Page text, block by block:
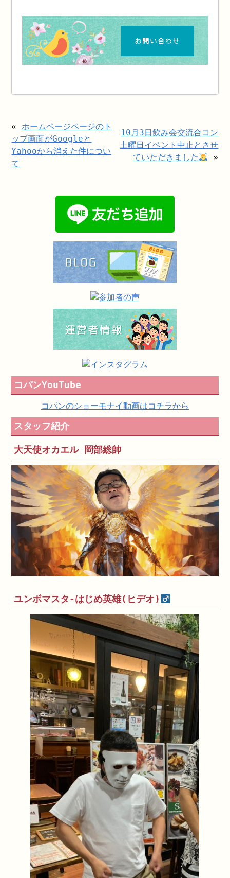
«ホームページページのト
ップ画面がGoogleと
Yahooから消えた件につい
て
10月3日飲み会交流合コン
土曜日イベント中止とさせ
ていただきました
»
コパンYouTube
コパンのショーモナイ動画はコチラから
スタッフ紹介
大天使オカエル 岡部総帥
ユンボマスタ-はじめ英雄(ヒデオ)